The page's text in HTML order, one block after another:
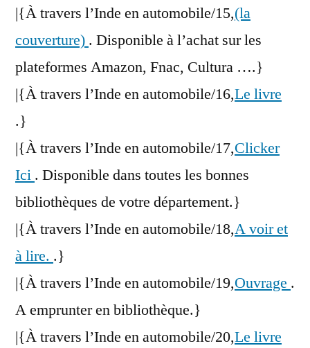
|{À travers l’Inde en automobile/15,(la
couverture) . Disponible à l’achat sur les
plateformes Amazon, Fnac, Cultura ….}
|{À travers l’Inde en automobile/16,Le livre
.}
|{À travers l’Inde en automobile/17,Clicker
Ici . Disponible dans toutes les bonnes
bibliothèques de votre département.}
|{À travers l’Inde en automobile/18,A voir et
à lire. .}
|{À travers l’Inde en automobile/19,Ouvrage .
A emprunter en bibliothèque.}
|{À travers l’Inde en automobile/20,Le livre